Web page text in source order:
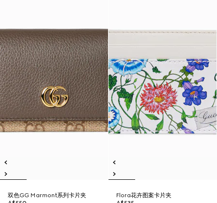
双色GG Marmont系列卡片夹
Flora花卉图案卡片夹